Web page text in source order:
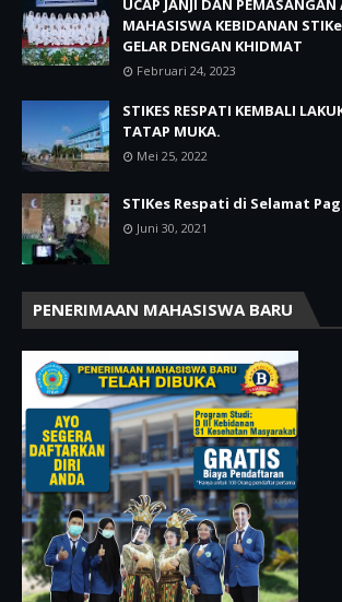
UCAP JANJI DAN
MAHASISWA KEBIDANAN
GELAR DENGAN KHIDMAT
Februari 24, 2023
STIKES RESPATI KEMBALI
TATAP MUKA.
Mei 25, 2022
STIKes Respati di Selamat
Juni 30, 2021
PENERIMAAN MAHASISWA BARU